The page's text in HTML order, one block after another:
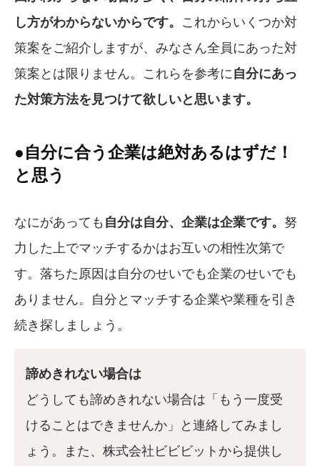
し方がわからないからです。 これからいくつか対
策案をご紹介しますが、みなさん全員にあった対
策案とは限りません。これらを参考に自分にあっ
た対策方法を見つけて欲しいと思います。
●自分に合う企業は絶対あるはずだ！
と思う
なにがあっても 自分は自分、企業は企業です。 努
力した上でマッチするかはお互いの相性次第で
す。落ちた原因は自分のせいでも企業のせいでも
ありません。自分とマッチする企業や業種を引き
続き探しましょう。
諦めきれない場合は
どうしても諦めきれない場合は「もう一度受
けることはできませんか」と連絡してみまし
ょう。また、株式会社ビビビットから提供し